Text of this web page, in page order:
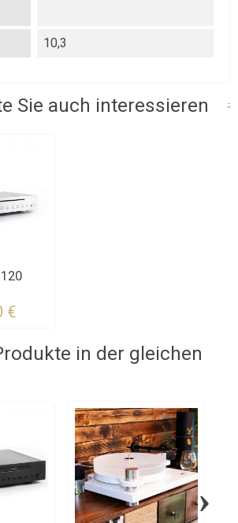
10,3
Sie auch interessieren
€
in der gleichen
›